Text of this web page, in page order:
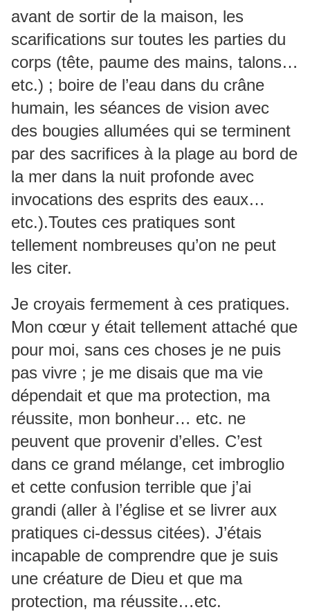
avant de sortir de la maison, les
scarifications sur toutes les parties du
corps (tête, paume des mains, talons…
etc.) ; boire de l’eau dans du crâne
humain, les séances de vision avec
des bougies allumées qui se terminent
par des sacrifices à la plage au bord de
la mer dans la nuit profonde avec
invocations des esprits des eaux…
etc.).Toutes ces pratiques sont
tellement nombreuses qu’on ne peut
les citer.
Je croyais fermement à ces pratiques.
Mon cœur y était tellement attaché que
pour moi, sans ces choses je ne puis
pas vivre ; je me disais que ma vie
dépendait et que ma protection, ma
réussite, mon bonheur… etc. ne
peuvent que provenir d’elles. C’est
dans ce grand mélange, cet imbroglio
et cette confusion terrible que j’ai
grandi (aller à l’église et se livrer aux
pratiques ci-dessus citées). J’étais
incapable de comprendre que je suis
une créature de Dieu et que ma
protection, ma réussite…etc.